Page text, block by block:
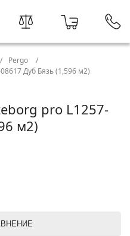
Pergo
Дуб Бязь (1,596 м2)
pro L1257-
м2)